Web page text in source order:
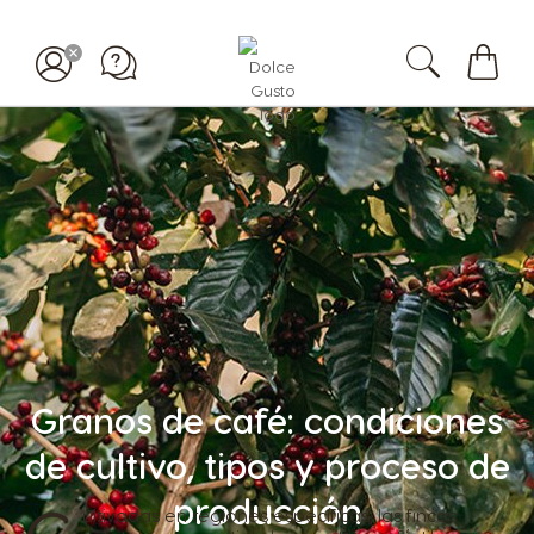
Granos de café: condiciones
de cultivo, tipos y proceso de
producción
ultivadas en regiones específicas, las fincas